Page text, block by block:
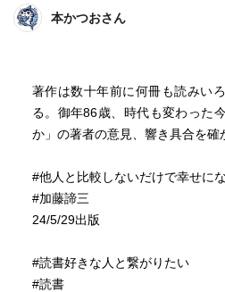
本かつおさん
著作は数十年前に何冊も読みい
る。御年86歳、時代も変わった
か」の著者の意見、響き具合を確
#他人と比較しないだけで幸せに
#加藤諦三
24/5/29出版
#読書好きな人と繋がりたい
#読書